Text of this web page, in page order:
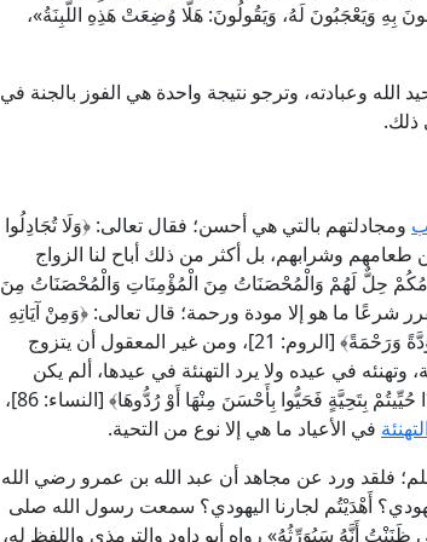
بِهِ وَيَعْجَبُونَ لَهُ، وَيَقُولُونَ: هَلَّا وُضِعَتْ هَذِهِ اللَّبِنَةُ»،
الله وعبادته، وترجو نتيجة واحدة هي الفوز بالجنة في
ذلك.
ومجادلتهم بالتي هي أحسن؛ فقال تعالى: ﴿وَلَا تُجَادِلُوا
أَحْسَنُ﴾ [العنكبوت: 46]، وأن نأكل من طعامهم وشرابهم، بل أكثر من ذلك أباح لنا الزواج
حِلٌّ لَهُمْ وَالْمُحْصَنَاتُ مِنَ الْمُؤْمِنَاتِ وَالْمُحْصَنَاتُ مِنَ
5]، والزواج كما هو مقرر شرعًا ما هو إلا مودة ورحمة؛ قال تعالى: ﴿وَمِنْ آيَاتِهِ
أَنْ خَلَقَ لَكُمْ مِنْ أَنْفُسِكُمْ أَزْوَاجًا لِتَسْكُنُوا إِلَيْهَا وَجَعَلَ بَيْنَكُمْ مَوَدَّةً وَرَحْمَةً﴾ [الروم: 21]، ومن غير المعقول أن يتزوج
في عيده ولا يرد التهنئة في عيدها، ألم يكن
ذلك مخالفة صريحة لنص القرآن الكريم في قوله تعالى: ﴿وَإِذَا حُيِّيتُمْ بِتَحِيَّةٍ فَحَيُّوا بِأَحْسَنَ مِنْهَا أَوْ رُدُّوهَا﴾ [النساء: 86]،
التهنئة في الأعياد ما هي إلا نوع من التحية.
فلقد ورد عن مجاهد أن عبد الله بن عمرو رضي الله
أَهْدَيْتُم لجارنا اليهودي؟ سمعت رسول الله صلى
أَنَّهُ سَيُوَرِّثُهُ» رواه أبو داود والترمذي واللفظ له،